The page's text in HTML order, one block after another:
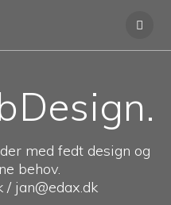
med fedt design og
behov.
/ jan@edax.dk